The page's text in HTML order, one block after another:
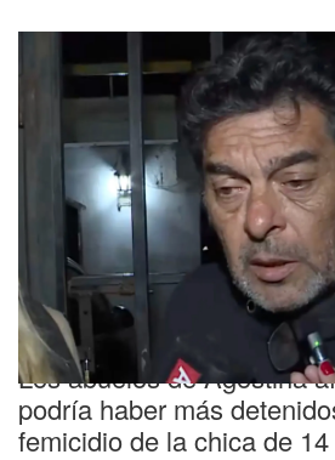
Córdoba
Los abuelos de Agostina
podría haber más
femicidio de la chica de